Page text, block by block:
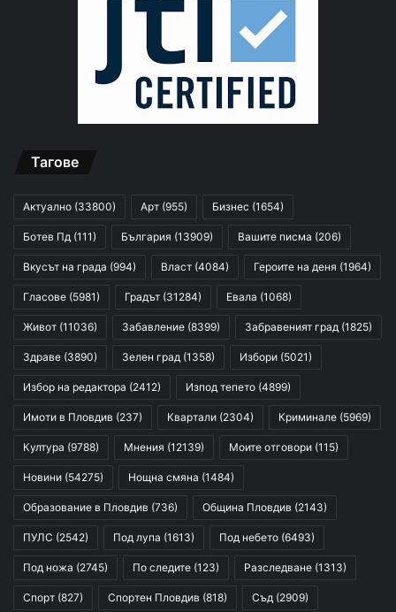
Тагове
Актуално (33800) Арт (955) Бизнес (1654)
Ботев Пд (111) България (13909) Вашите писма (206)
Вкусът на града (994) Власт (4084) Героите на деня (1964)
Гласове (5981) Градът (31284) Евала (1068)
Живот (11036) Забавление (8399) Забравеният град (1825)
Здраве (3890) Зелен град (1358) Избори (5021)
Избор на редактора (2412) Изпод тепето (4899)
Имоти в Пловдив (237) Квартали (2304) Криминале (5969)
Култура (9788) Мнения (12139) Моите отговори (115)
Новини (54275) Нощна смяна (1484)
Образование в Пловдив (736) Община Пловдив (2143)
ПУЛС (2542) Под лупа (1613) Под небето (6493)
Под ножа (2745) По следите (123) Разследване (1313)
Спорт (827) Спортен Пловдив (818) Съд (2909)